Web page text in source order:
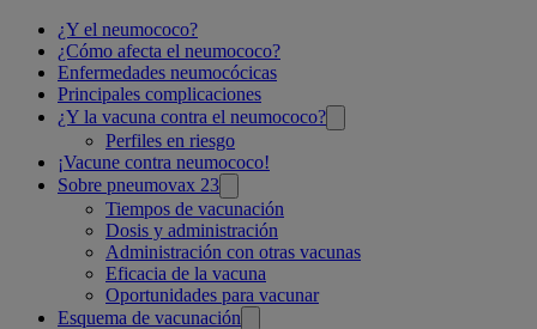
Related
pages
¿Y el neumococo?
¿Cómo afecta el neumococo?
Enfermedades neumocócicas
Principales complicaciones
¿Y la vacuna contra el neumococo?
Perfiles en riesgo
¡Vacune contra neumococo!
Sobre pneumovax 23
Tiempos de vacunación
Dosis y administración
Administración con otras vacunas
Eficacia de la vacuna
Oportunidades para vacunar
Esquema de vacunación